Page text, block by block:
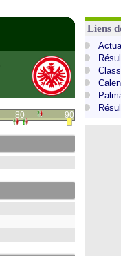
80 90
Liens